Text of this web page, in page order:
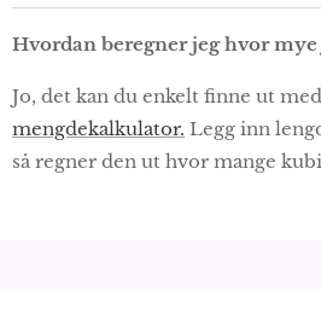
Hvordan beregner jeg hvor mye
Jo, det kan du enkelt finne ut
mengdekalkulator. Legg inn
så regner den ut hvor mange